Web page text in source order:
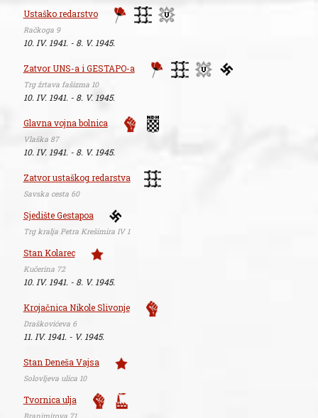
Ustaško redarstvo
Račkoga 9
10. IV. 1941. - 8. V. 1945.
Zatvor UNS-a i GESTAPO-a
Trg žrtava fašizma 10
10. IV. 1941. - 8. V. 1945.
Glavna vojna bolnica
Vlaška 87
10. IV. 1941. - 8. V. 1945.
Zatvor ustaškog redarstva
Savska cesta 60
Sjedište Gestapoa
Trg kralja Petra Krešimira IV 1
Stan Kolarec
Kučerina 72
10. IV. 1941. - 8. V. 1945.
Krojačnica Nikole Slivonje
Draškovićeva 6
11. IV. 1941. - V. 1945.
Stan Deneša Vajsa
Solovljeva ulica 10
Tvornica ulja